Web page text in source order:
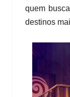
quem
destinos